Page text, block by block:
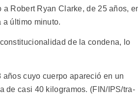
Robert Ryan Clarke, de 25 años,
último minuto.
de la condena, lo
cuyo cuerpo apareció en un
de casi 40 kilogramos. (FIN/IPS/tra-